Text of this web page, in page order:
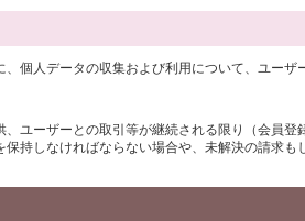
個人データの収集および利用について、ユー
ユーザーとの取引等が継続される限り（会員
持しなければならない場合や、未解決の請求